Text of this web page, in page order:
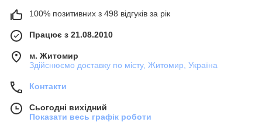
100% позитивних з 498 відгуків за рік
Працює з 21.08.2010
м. Житомир
Здійснюємо доставку по місту, Житомир, Україна
Контакти
Сьогодні вихідний
Показати весь графік роботи